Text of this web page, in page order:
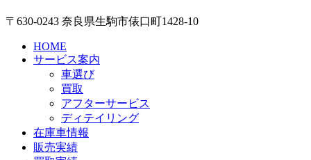
〒630-0243 奈良県生駒市俵口町1428-10
HOME
サービス案内
車選び
買取
アフターサービス
ディテイリング
在庫車情報
販売実績